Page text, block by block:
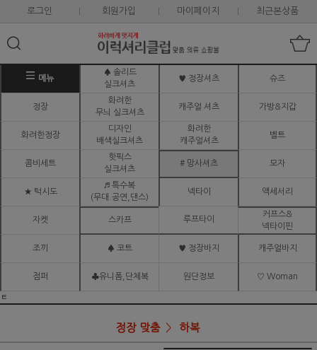
로그인 회원가입 마이페이지 최근본상품
메뉴
♠ 솔리드
실크셔츠
♥ 정장셔츠 슈즈
정장
화려한
무늬 실크셔츠
캐주얼 셔츠 가방&지갑
화려한정장
디자인
배색실크셔츠
화려한
캐주얼셔츠
벨트
콤비세트
핫픽스
실크셔츠
# 망사셔츠 모자
★ 턱시도
♬ 특수복
(무대.공연,댄스)
넥타이 액세서리
자켓 스카프 루프타이
커프스&
넥타이핀
조끼 ♠ 코트 ♥ 정장바지 캐주얼바지
점퍼 ♣유니폼,단체복 원단정보 ♡ Woman
ㅌ
정장 맞춤 하복